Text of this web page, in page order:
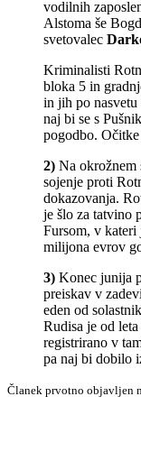
vodilnih
Alstoma še
svetovalec
Kriminalisti
bloka 5 in
in jih po
naj bi se s
pogodbo.
2) Na okrožnem
sojenje proti
dokazovanja.
je šlo za tatvino
Fursom, v kateri
milijona evrov
3) Konec junija
preiskav v
eden od
Rudisa je od
registrirano v
pa naj bi dobilo
Članek prvotno objavljen